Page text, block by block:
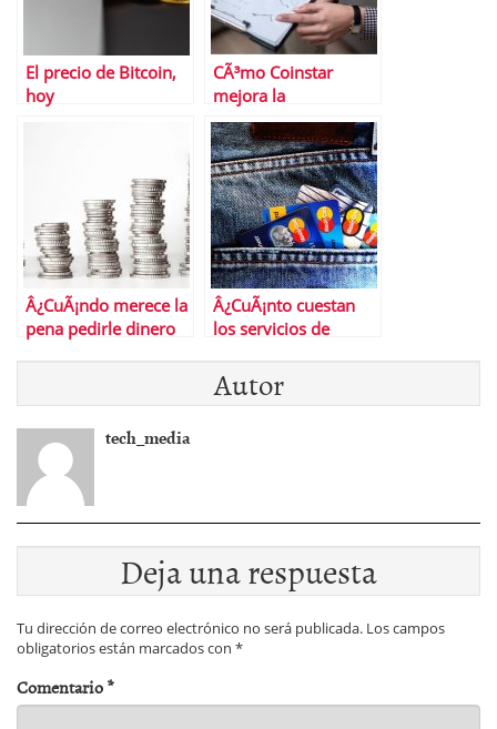
El precio de Bitcoin,
hoy
CÃ³mo Coinstar
mejora la
rentabilidad y ayuda
a diferenciarse de la
competencia en el
retail
Â¿CuÃ¡ndo merece la
pena pedirle dinero
Â¿CuÃ¡nto cuestan
los servicios de
crÃ©dito?
Autor
tech_media
Deja una respuesta
Tu dirección de correo electrónico no será publicada. Los campos
obligatorios están marcados con *
Comentario*